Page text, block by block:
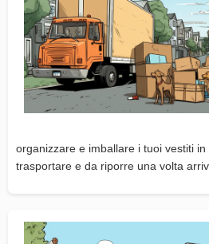
organizzare e imballare i tuoi vestiti
trasportare e da riporre una volta